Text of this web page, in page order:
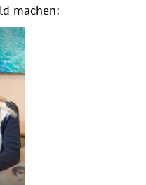
machen: